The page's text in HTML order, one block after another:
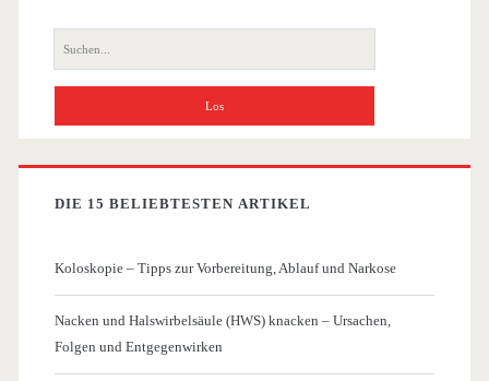
Suche
nach:
DIE 15 BELIEBTESTEN ARTIKEL
Koloskopie – Tipps zur Vorbereitung, Ablauf und Narkose
Nacken und Halswirbelsäule (HWS) knacken – Ursachen,
Folgen und Entgegenwirken